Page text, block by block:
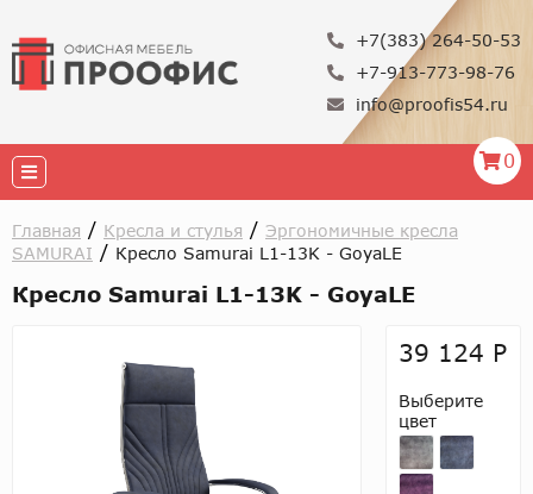
+7(383) 264-50-53
+7-913-773-98-76
info@proofis54.ru
0
Главная / Кресла и стулья / Эргономичные кресла
SAMURAI / Кресло Samurai L1-13K - GoyaLE
Кресло Samurai L1-13K - GoyaLE
39 124 Р
Выберите
цвет